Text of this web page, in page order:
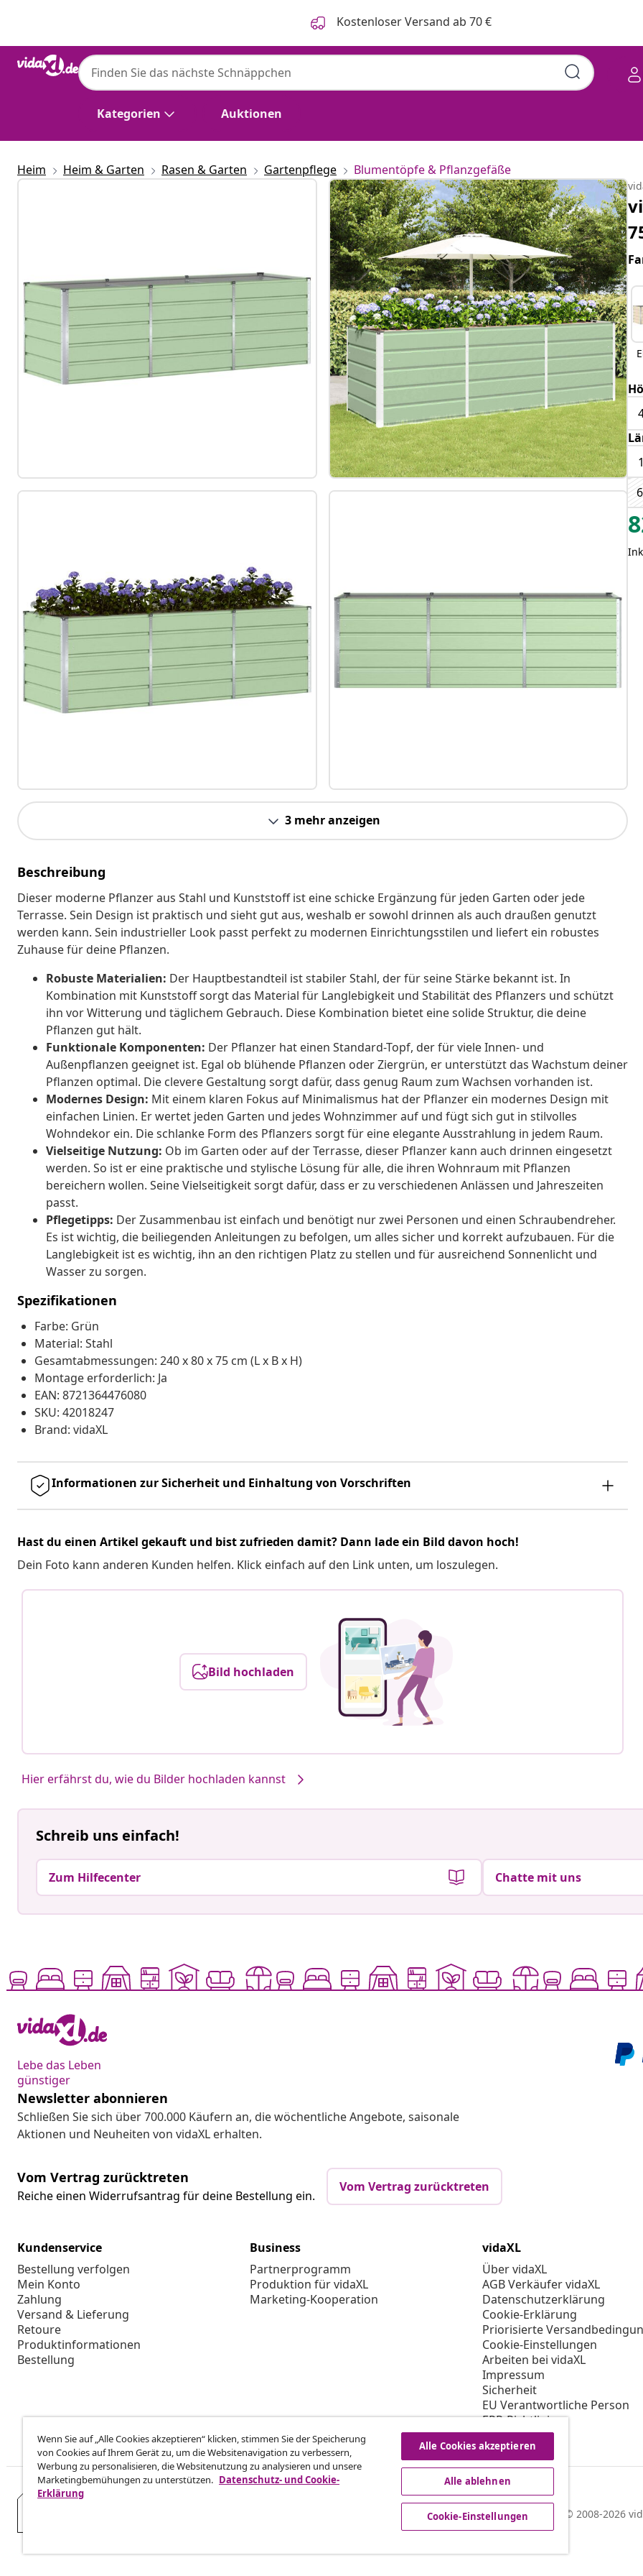
Kostenloser Versand ab 70 €
Kategorien Auktionen
Heim Heim & Garten Rasen & Garten Gartenpflege Blumentöpfe & Pflanzgefäße
3 mehr anzeigen
Beschreibung
Dieser moderne Pflanzer aus Stahl und Kunststoff ist eine schicke Ergänzung für jeden Garten oder jede
Terrasse. Sein Design ist praktisch und sieht gut aus, weshalb er sowohl drinnen als auch draußen genutzt
werden kann. Sein industrieller Look passt perfekt zu modernen Einrichtungsstilen und liefert ein robustes
Zuhause für deine Pflanzen.
Robuste Materialien: Der Hauptbestandteil ist stabiler Stahl, der für seine Stärke bekannt ist. In
Kombination mit Kunststoff sorgt das Material für Langlebigkeit und Stabilität des Pflanzers und schützt
ihn vor Witterung und täglichem Gebrauch. Diese Kombination bietet eine solide Struktur, die deine
Pflanzen gut hält.
Funktionale Komponenten: Der Pflanzer hat einen Standard-Topf, der für viele Innen- und
Außenpflanzen geeignet ist. Egal ob blühende Pflanzen oder Ziergrün, er unterstützt das Wachstum deiner
Pflanzen optimal. Die clevere Gestaltung sorgt dafür, dass genug Raum zum Wachsen vorhanden ist.
Modernes Design: Mit einem klaren Fokus auf Minimalismus hat der Pflanzer ein modernes Design mit
einfachen Linien. Er wertet jeden Garten und jedes Wohnzimmer auf und fügt sich gut in stilvolles
Wohndekor ein. Die schlanke Form des Pflanzers sorgt für eine elegante Ausstrahlung in jedem Raum.
Vielseitige Nutzung: Ob im Garten oder auf der Terrasse, dieser Pflanzer kann auch drinnen eingesetzt
werden. So ist er eine praktische und stylische Lösung für alle, die ihren Wohnraum mit Pflanzen
bereichern wollen. Seine Vielseitigkeit sorgt dafür, dass er zu verschiedenen Anlässen und Jahreszeiten
passt.
Pflegetipps: Der Zusammenbau ist einfach und benötigt nur zwei Personen und einen Schraubendreher.
Es ist wichtig, die beiliegenden Anleitungen zu befolgen, um alles sicher und korrekt aufzubauen. Für die
Langlebigkeit ist es wichtig, ihn an den richtigen Platz zu stellen und für ausreichend Sonnenlicht und
Wasser zu sorgen.
Spezifikationen
Farbe: Grün
Material: Stahl
Gesamtabmessungen: 240 x 80 x 75 cm (L x B x H)
Montage erforderlich: Ja
EAN: 8721364476080
SKU: 42018247
Brand: vidaXL
Informationen zur Sicherheit und Einhaltung von Vorschriften
Hast du einen Artikel gekauft und bist zufrieden damit? Dann lade ein Bild davon hoch!
Dein Foto kann anderen Kunden helfen. Klick einfach auf den Link unten, um loszulegen.
Bild hochladen
Hier erfährst du, wie du Bilder hochladen kannst
Schreib uns einfach!
Zum Hilfecenter Chatte mit uns
Lebe das Leben
günstiger
Newsletter abonnieren
Schließen Sie sich über 700.000 Käufern an, die wöchentliche Angebote, saisonale
Aktionen und Neuheiten von vidaXL erhalten.
Vom Vertrag zurücktreten
Reiche einen Widerrufsantrag für deine Bestellung ein.
Vom Vertrag zurücktreten
Kundenservice
Bestellung verfolgen
Mein Konto
Zahlung
Versand & Lieferung
Retoure
Produktinformationen
Bestellung
Business
Partnerprogramm
Produktion für vidaXL
Marketing-Kooperation
vidaXL
Über vidaXL
AGB Verkäufer vidaXL
Datenschutzerklärung
Cookie-Erklärung
Priorisierte
Cookie-Einstellungen
Arbeiten bei vidaXL
Impressum
Sicherheit
EU Verantwortliche Person
EPR-Richtlinie
Barrierefreiheit
© 2008-2026
Wenn Sie auf „Alle Cookies akzeptieren“ klicken, stimmen Sie der Speicherung
von Cookies auf Ihrem Gerät zu, um die Websitenavigation zu verbessern,
Werbung zu personalisieren, die Websitenutzung zu analysieren und unsere
Marketingbemühungen zu unterstützen. Datenschutz- und Cookie-
Erklärung
Alle Cookies akzeptieren
Alle ablehnen
Cookie-Einstellungen